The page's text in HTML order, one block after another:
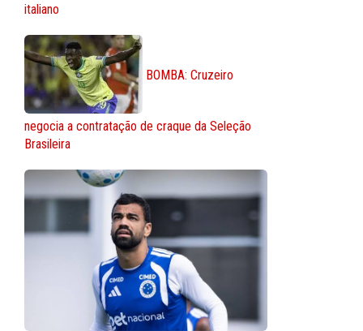
italiano
BOMBA: Cruzeiro
negocia a contratação de craque da Seleção
Brasileira